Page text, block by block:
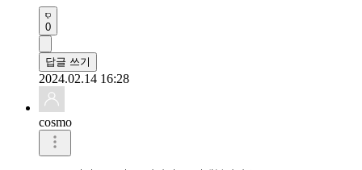
0
답글 쓰기
2024.02.14 16:28
cosmo